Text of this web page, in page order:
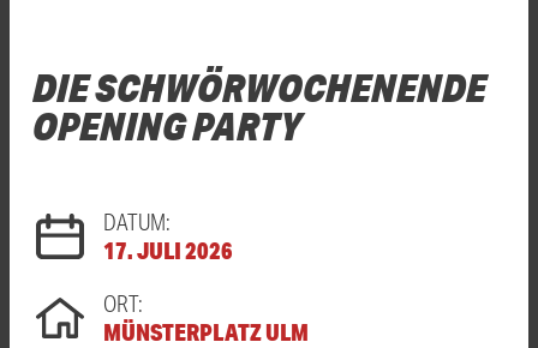
DIE SCHWÖRWOCHENENDE
OPENING PARTY
DATUM:
17. JULI 2026
ORT:
MÜNSTERPLATZ ULM